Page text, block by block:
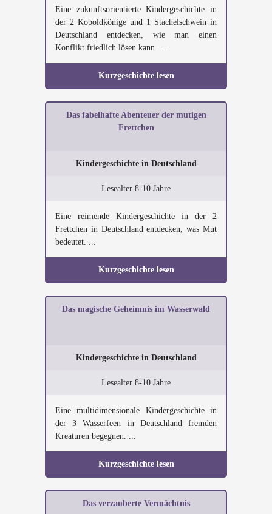
Eine zukunftsorientierte Kindergeschichte in
der 2 Koboldkönige und 1 Stachelschwein in
Deutschland entdecken, wie man einen
Konflikt friedlich lösen kann. ...
Kurzgeschichte lesen
Das fabelhafte Abenteuer der mutigen
Frettchen
Kindergeschichte in Deutschland
Lesealter 8-10 Jahre
Eine reimende Kindergeschichte in der 2
Frettchen in Deutschland entdecken, was Mut
bedeutet. ...
Kurzgeschichte lesen
Das magische Geheimnis im Wasserwald
Kindergeschichte in Deutschland
Lesealter 8-10 Jahre
Eine multidimensionale Kindergeschichte in
der 3 Wasserfeen in Deutschland fremden
Kreaturen begegnen. ...
Kurzgeschichte lesen
Das verzauberte Vermächtnis